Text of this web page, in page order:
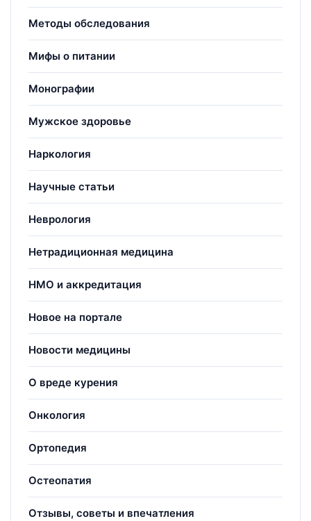
Методы обследования
Мифы о питании
Монографии
Мужское здоровье
Наркология
Научные статьи
Неврология
Нетрадиционная медицина
НМО и аккредитация
Новое на портале
Новости медицины
О вреде курения
Онкология
Ортопедия
Остеопатия
Отзывы, советы и впечатления